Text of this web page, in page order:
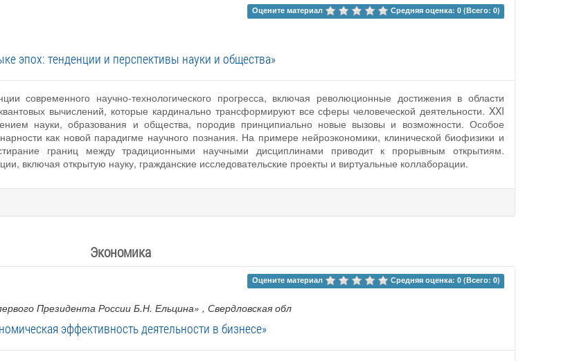
Оцените материал Средняя оценка: 0 (Всего: 0)
эпох: тенденции и перспективы науки и общества»
современного научно-технологического прогресса, включая революционные достижения в области
вычислений, которые кардинально трансформируют все сферы человеческой деятельности. XXI
науки, образования и общества, породив принципиально новые вызовы и возможности. Особое
как новой парадигме научного познания. На примере нейроэкономики, клинической биофизики и
границ между традиционными научными дисциплинами приводит к прорывным открытиям.
включая открытую науку, гражданские исследовательские проекты и виртуальные коллаборации.
Экономика
Оцените материал Средняя оценка: 0 (Всего: 0)
Президента России Б.Н. Ельцина» , Свердловская обл
эффективность деятельности в бизнесе»